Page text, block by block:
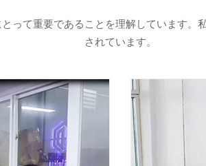
って重要であることを理解しています
されています。